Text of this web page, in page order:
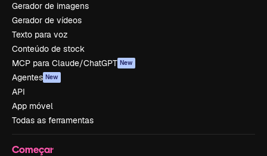
Gerador de imagens
Gerador de vídeos
Texto para voz
Conteúdo de stock
MCP para Claude/ChatGPT New
Agentes New
API
App móvel
Todas as ferramentas
Começar